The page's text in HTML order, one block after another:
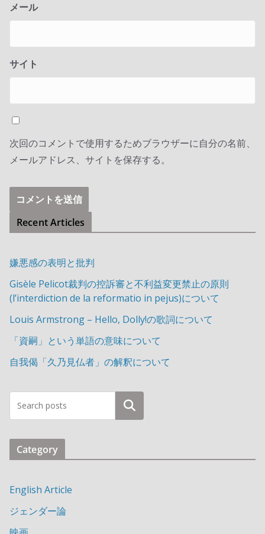
メール
サイト
次回のコメントで使用するためブラウザーに自分の名前、
メールアドレス、サイトを保存する。
Recent Articles
嫌悪感の表明と批判
Gisèle Pelicot裁判の控訴審と不利益変更禁止の原則
(l’interdiction de la reformatio in pejus)について
Louis Armstrong – Hello, Dolly!の歌詞について
「資嗣」という単語の意味について
自我偈「久乃見仏者」の解釈について
検索
Category
English Article
ジェンダー論